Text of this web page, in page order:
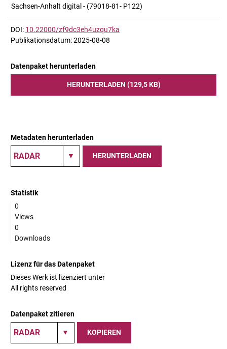
Sachsen-Anhalt digital - (79018-81- P122)
DOI: 10.22000/zf9dc3eh4uzqu7ka
Publikationsdatum: 2025-08-08
Datenpaket herunterladen
HERUNTERLADEN (129,5 KB)
Metadaten herunterladen
HERUNTERLADEN
Statistik
0
Views
0
Downloads
Lizenz für das Datenpaket
Dieses Werk ist lizenziert unter
All rights reserved
Datenpaket zitieren
KOPIEREN